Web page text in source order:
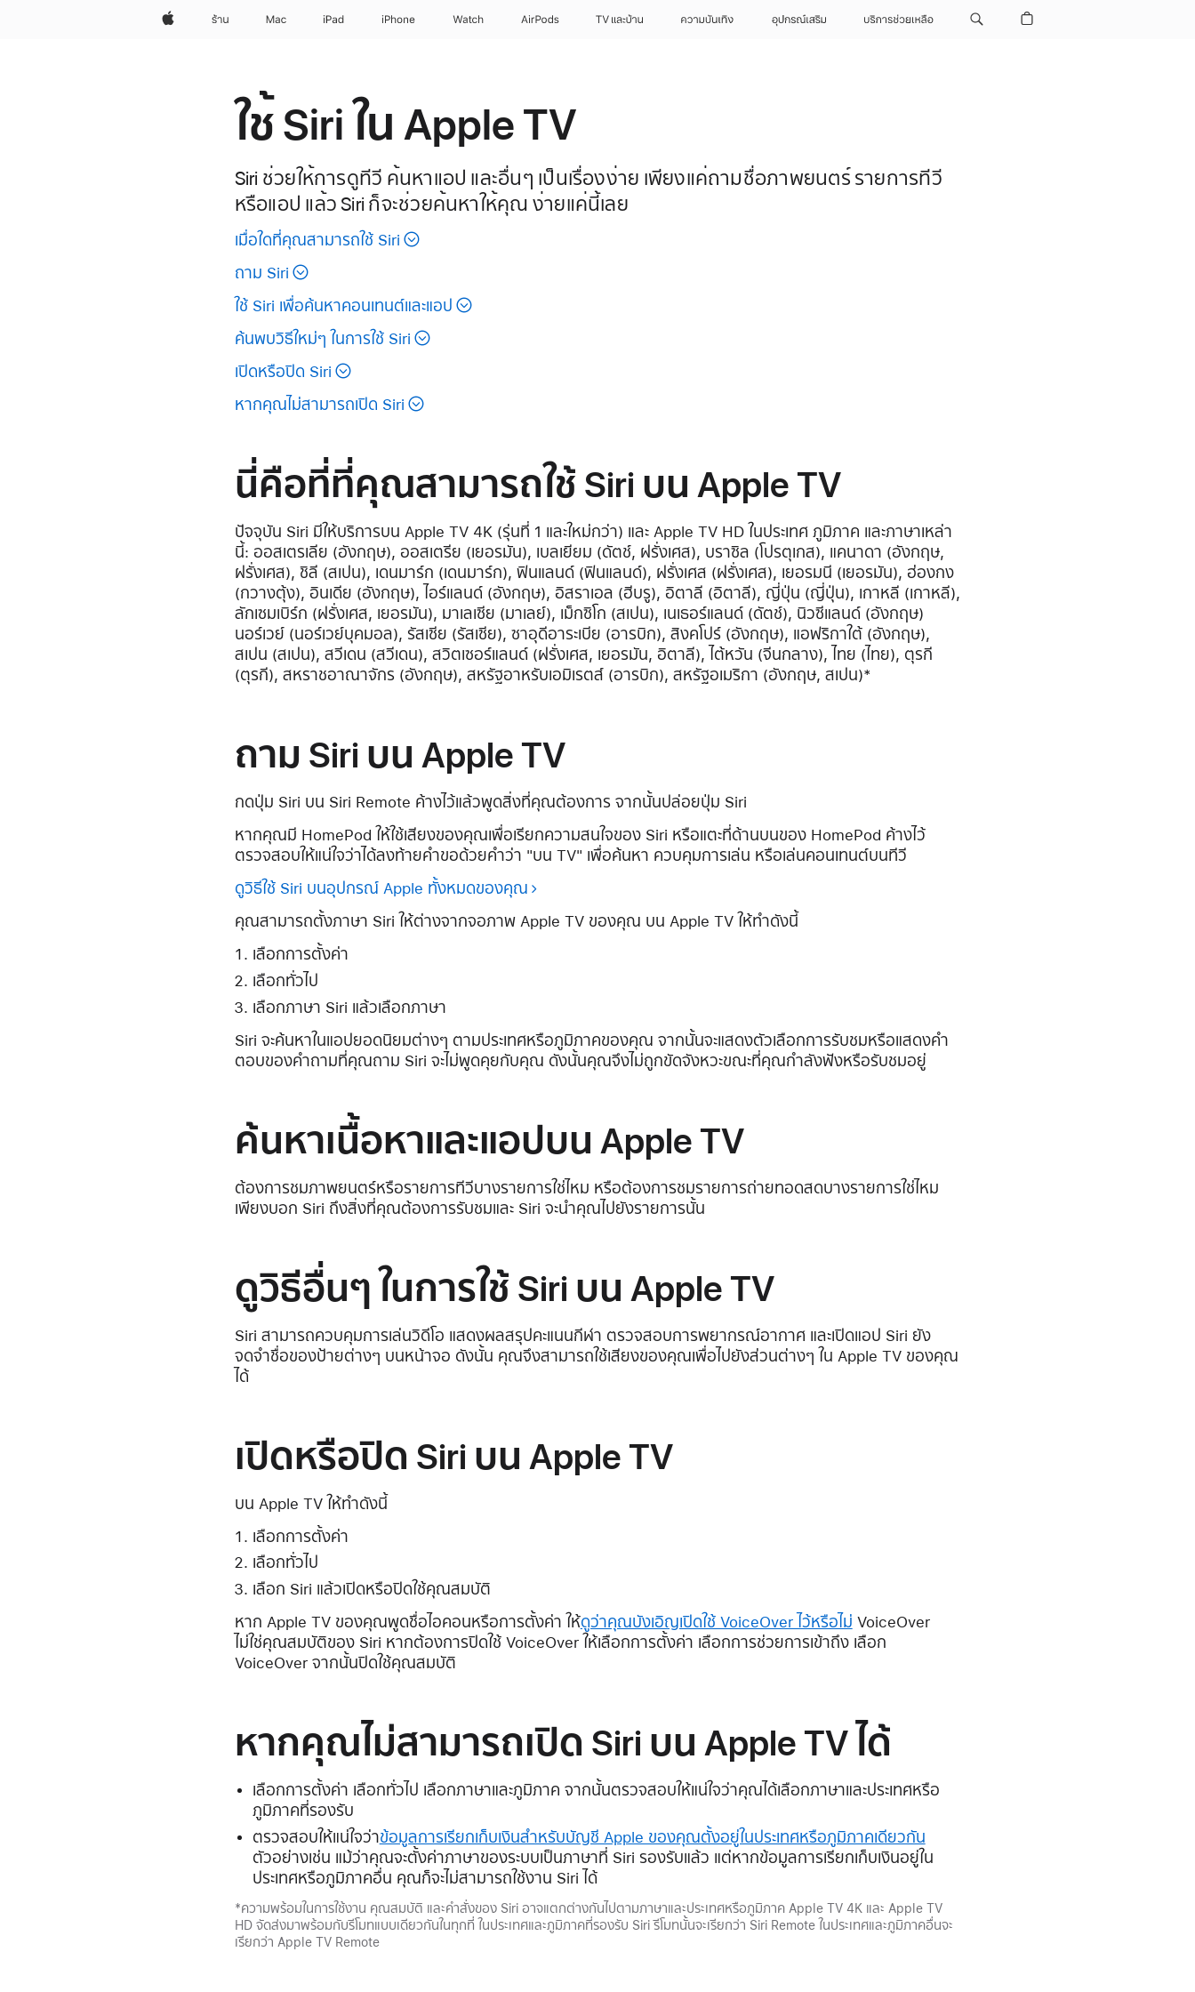
Appleร้าน Mac iPad iPhone Watch AirPods TV และบ้าน ความบันเทิง อุปกรณ์เสริม บริการช่วยเหลือ
ใช้ Siri ใน Apple TV
Siri ช่วยให้การดูทีวี ค้นหาแอป และอื่นๆ เป็นเรื่องง่าย เพียงแค่ถามชื่อภาพยนตร์ รายการทีวี
หรือแอป แล้ว Siri ก็จะช่วยค้นหาให้คุณ ง่ายแค่นี้เลย
เมื่อใดที่คุณสามารถใช้ Siri
ถาม Siri
ใช้ Siri เพื่อค้นหาคอนเทนต์และแอป
ค้นพบวิธีใหม่ๆ ในการใช้ Siri
เปิดหรือปิด Siri
หากคุณไม่สามารถเปิด Siri
นี่คือที่ที่คุณสามารถใช้ Siri บน Apple TV
ปัจจุบัน Siri มีให้บริการบน Apple TV 4K (รุ่นที่ 1 และใหม่กว่า) และ Apple TV HD ในประเทศ ภูมิภาค และภาษาเหล่า
นี้: ออสเตรเลีย (อังกฤษ), ออสเตรีย (เยอรมัน), เบลเยียม (ดัตช์, ฝรั่งเศส), บราซิล (โปรตุเกส), แคนาดา (อังกฤษ,
ฝรั่งเศส), ชิลี (สเปน), เดนมาร์ก (เดนมาร์ก), ฟินแลนด์ (ฟินแลนด์), ฝรั่งเศส (ฝรั่งเศส), เยอรมนี (เยอรมัน), ฮ่องกง
(กวางตุ้ง), อินเดีย (อังกฤษ), ไอร์แลนด์ (อังกฤษ), อิสราเอล (ฮีบรู), อิตาลี (อิตาลี), ญี่ปุ่น (ญี่ปุ่น), เกาหลี (เกาหลี),
ลักเซมเบิร์ก (ฝรั่งเศส, เยอรมัน), มาเลเซีย (มาเลย์), เม็กซิโก (สเปน), เนเธอร์แลนด์ (ดัตช์), นิวซีแลนด์ (อังกฤษ)
นอร์เวย์ (นอร์เวย์บุคมอล), รัสเซีย (รัสเซีย), ซาอุดีอาระเบีย (อารบิก), สิงคโปร์ (อังกฤษ), แอฟริกาใต้ (อังกฤษ),
สเปน (สเปน), สวีเดน (สวีเดน), สวิตเซอร์แลนด์ (ฝรั่งเศส, เยอรมัน, อิตาลี), ไต้หวัน (จีนกลาง), ไทย (ไทย), ตุรกี
(ตุรกี), สหราชอาณาจักร (อังกฤษ), สหรัฐอาหรับเอมิเรตส์ (อารบิก), สหรัฐอเมริกา (อังกฤษ, สเปน)*
ถาม Siri บน Apple TV
กดปุ่ม Siri บน Siri Remote ค้างไว้แล้วพูดสิ่งที่คุณต้องการ จากนั้นปล่อยปุ่ม Siri
หากคุณมี HomePod ให้ใช้เสียงของคุณเพื่อเรียกความสนใจของ Siri หรือแตะที่ด้านบนของ HomePod ค้างไว้
ตรวจสอบให้แน่ใจว่าได้ลงท้ายคำขอด้วยคำว่า "บน TV" เพื่อค้นหา ควบคุมการเล่น หรือเล่นคอนเทนต์บนทีวี
ดูวิธีใช้ Siri บนอุปกรณ์ Apple ทั้งหมดของคุณ
คุณสามารถตั้งภาษา Siri ให้ต่างจากจอภาพ Apple TV ของคุณ บน Apple TV ให้ทำดังนี้
เลือกการตั้งค่า
เลือกทั่วไป
เลือกภาษา Siri แล้วเลือกภาษา
Siri จะค้นหาในแอปยอดนิยมต่างๆ ตามประเทศหรือภูมิภาคของคุณ จากนั้นจะแสดงตัวเลือกการรับชมหรือแสดงคำ
ตอบของคำถามที่คุณถาม Siri จะไม่พูดคุยกับคุณ ดังนั้นคุณจึงไม่ถูกขัดจังหวะขณะที่คุณกำลังฟังหรือรับชมอยู่
ค้นหาเนื้อหาและแอปบน Apple TV
ต้องการชมภาพยนตร์หรือรายการทีวีบางรายการใช่ไหม หรือต้องการชมรายการถ่ายทอดสดบางรายการใช่ไหม
เพียงบอก Siri ถึงสิ่งที่คุณต้องการรับชมและ Siri จะนำคุณไปยังรายการนั้น
ดูวิธีอื่นๆ ในการใช้ Siri บน Apple TV
Siri สามารถควบคุมการเล่นวิดีโอ แสดงผลสรุปคะแนนกีฬา ตรวจสอบการพยากรณ์อากาศ และเปิดแอป Siri ยัง
จดจำชื่อของป้ายต่างๆ บนหน้าจอ ดังนั้น คุณจึงสามารถใช้เสียงของคุณเพื่อไปยังส่วนต่างๆ ใน Apple TV ของคุณ
ได้
เปิดหรือปิด Siri บน Apple TV
บน Apple TV ให้ทำดังนี้
เลือกการตั้งค่า
เลือกทั่วไป
เลือก Siri แล้วเปิดหรือปิดใช้คุณสมบัติ
หาก Apple TV ของคุณพูดชื่อไอคอนหรือการตั้งค่า ให้ดูว่าคุณบังเอิญเปิดใช้ VoiceOver ไว้หรือไม่ VoiceOver
ไม่ใช่คุณสมบัติของ Siri หากต้องการปิดใช้ VoiceOver ให้เลือกการตั้งค่า เลือกการช่วยการเข้าถึง เลือก
VoiceOver จากนั้นปิดใช้คุณสมบัติ
หากคุณไม่สามารถเปิด Siri บน Apple TV ได้
เลือกการตั้งค่า เลือกทั่วไป เลือกภาษาและภูมิภาค จากนั้นตรวจสอบให้แน่ใจว่าคุณได้เลือกภาษาและประเทศหรือ
ภูมิภาคที่รองรับ
ตรวจสอบให้แน่ใจว่าข้อมูลการเรียกเก็บเงินสำหรับบัญชี Apple ของคุณตั้งอยู่ในประเทศหรือภูมิภาคเดียวกัน
ตัวอย่างเช่น แม้ว่าคุณจะตั้งค่าภาษาของระบบเป็นภาษาที่ Siri รองรับแล้ว แต่หากข้อมูลการเรียกเก็บเงินอยู่ใน
ประเทศหรือภูมิภาคอื่น คุณก็จะไม่สามารถใช้งาน Siri ได้
*ความพร้อมในการใช้งาน คุณสมบัติ และคำสั่งของ Siri อาจแตกต่างกันไปตามภาษาและประเทศหรือภูมิภาค Apple TV 4K และ Apple TV
HD จัดส่งมาพร้อมกับรีโมทแบบเดียวกันในทุกที่ ในประเทศและภูมิภาคที่รองรับ Siri รีโมทนั้นจะเรียกว่า Siri Remote ในประเทศและภูมิภาคอื่นจะ
เรียกว่า Apple TV Remote